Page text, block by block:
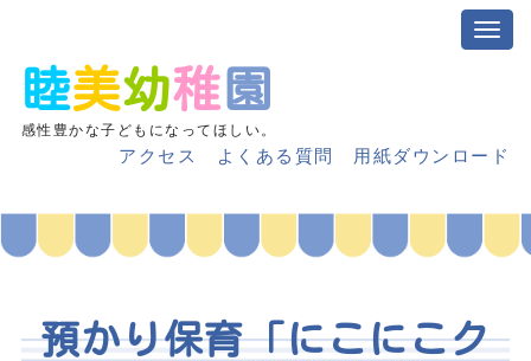
睦美幼稚 園
感性豊かな子どもになってほしい。
アクセス よくある質問 用紙ダウンロード
預かり保育「にこにこク